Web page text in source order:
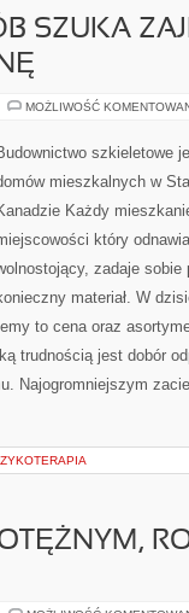
SZUKA
MOŻLIWOŚĆ
szkieletowe
mieszkalnych w
Każdy
który
zadaje sobie
materiał. W
to cena oraz
trudnością jest dobór
Najogromniejszym